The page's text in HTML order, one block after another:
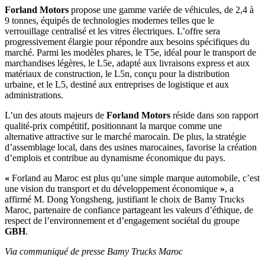
Forland Motors propose une gamme variée de véhicules, de 2,4 à
9 tonnes, équipés de technologies modernes telles que le
verrouillage centralisé et les vitres électriques. L’offre sera
progressivement élargie pour répondre aux besoins spécifiques du
marché. Parmi les modèles phares, le T5e, idéal pour le transport de
marchandises légères, le L5e, adapté aux livraisons express et aux
matériaux de construction, le L5n, conçu pour la distribution
urbaine, et le L5, destiné aux entreprises de logistique et aux
administrations.
L’un des atouts majeurs de Forland Motors réside dans son rapport
qualité-prix compétitif, positionnant la marque comme une
alternative attractive sur le marché marocain. De plus, la stratégie
d’assemblage local, dans des usines marocaines, favorise la création
d’emplois et contribue au dynamisme économique du pays.
« Forland au Maroc est plus qu’une simple marque automobile, c’est
une vision du transport et du développement économique », a
affirmé M. Dong Yongsheng, justifiant le choix de Bamy Trucks
Maroc, partenaire de confiance partageant les valeurs d’éthique, de
respect de l’environnement et d’engagement sociétal du groupe
GBH.
Via communiqué de presse Bamy Trucks Maroc